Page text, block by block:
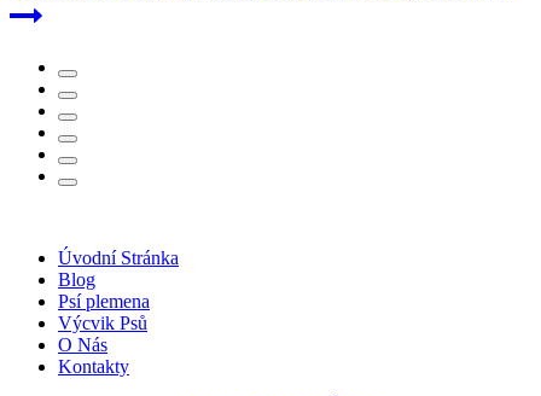
Úvodní Stránka
Blog
Psí plemena
Výcvik Psů
O Nás
Kontakty